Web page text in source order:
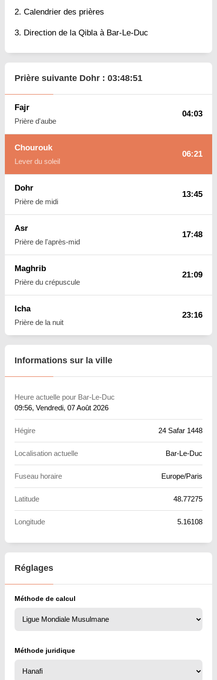
Calendrier des prières
Direction de la Qibla à Bar-Le-Duc
Prière suivante Dohr : 03:48:50
Fajr
Prière d'aube
04:03
Chourouk
Lever du soleil
06:21
Dohr
Prière de midi
13:45
Asr
Prière de l'après-mid
17:48
Maghrib
Prière du crépuscule
21:09
Icha
Prière de la nuit
23:16
Informations sur la ville
Heure actuelle pour Bar-Le-Duc
09:56, Vendredi, 07 Août 2026
Hégire 24 Safar 1448
Localisation actuelle Bar-Le-Duc
Fuseau horaire Europe/Paris
Latitude 48.77275
Longitude 5.16108
Réglages
Méthode de calcul
Méthode juridique